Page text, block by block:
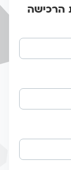
הרכישה